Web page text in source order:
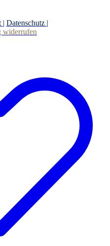
| Datenschutz |
widerrufen